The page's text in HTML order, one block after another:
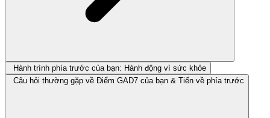
Hành trình phía trước của bạn: Hành động vì sức khỏe
Câu hỏi thường gặp về Điểm GAD7 của bạn & Tiến về phía trước